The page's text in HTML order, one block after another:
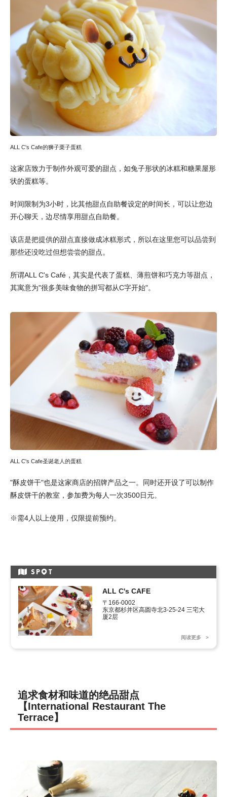
ALL C's Cafe的狮子栗子蛋糕
这家店致力于制作外观可爱的甜点，如兔子形状的冰糕和糖果屋形
状的蛋糕等。
时间限制为3小时，比其他甜点自助餐设定的时间长，可以让您边
开心聊天，边尽情享用甜点自助餐。
该店是把提供的甜点直接做成冰糕形式，所以在这里您可以品尝到
那些还没吃过但想尝尝的甜点。
所谓ALL C's Café，其实是代表了蛋糕、薄煎饼和巧克力等甜点，
其寓意为"很多美味食物的拼写都从C字开始"。
ALL C's Cafe圣诞老人的蛋糕
"酥皮饼干"也是这家商店的招牌产品之一。同时还开设了可以制作
酥皮饼干的教室，参加费为每人一次3500日元。
※需4人以上使用，仅限提前预约。
SP T
ALL C's CAFE
〒166-0002
东京都杉并区高圆寺北3-25-24 三宅大
厦2层
阅读更多
追求食材和味道的绝品甜点
【International Restaurant The
Terrace】